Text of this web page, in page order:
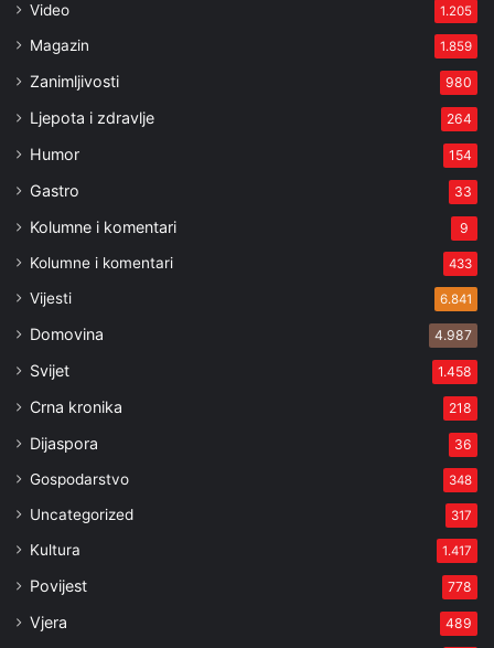
Video 1.205
Magazin 1.859
Zanimljivosti 980
Ljepota i zdravlje 264
Humor 154
Gastro 33
Kolumne i komentari 9
Kolumne i komentari 433
Vijesti 6.841
Domovina 4.987
Svijet 1.458
Crna kronika 218
Dijaspora 36
Gospodarstvo 348
Uncategorized 317
Kultura 1.417
Povijest 778
Vjera 489